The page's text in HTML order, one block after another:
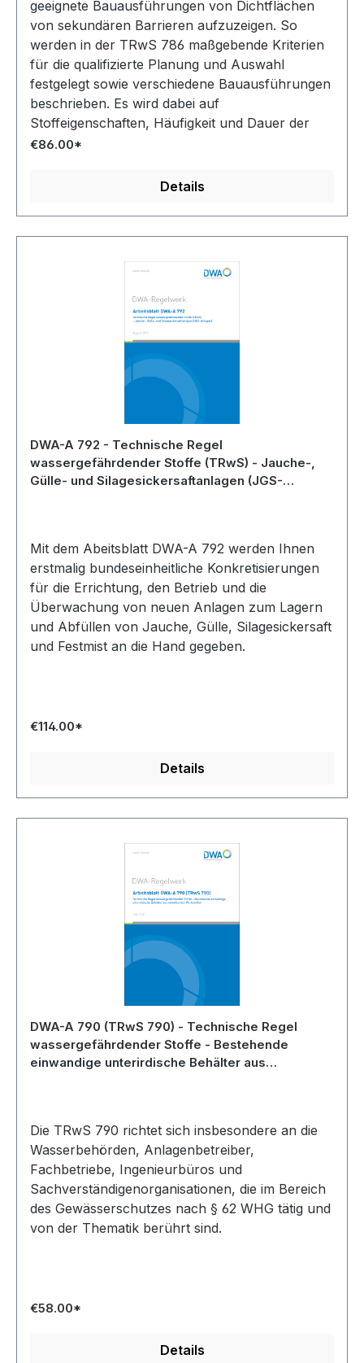
geeignete Bauausführungen von Dichtflächen
von sekundären Barrieren aufzuzeigen. So
werden in der TRwS 786 maßgebende Kriterien
für die qualifizierte Planung und Auswahl
festgelegt sowie verschiedene Bauausführungen
beschrieben. Es wird dabei auf
Stoffeigenschaften, Häufigkeit und Dauer der
Beanspruchung durch wassergefährdende
infrastrukturelle Maßnahmen organisatorischer
€86.00*
Details
DWA-A 792 - Technische Regel
wassergefährdender Stoffe (TRwS) - Jauche-,
Gülle- und Silagesickersaftanlagen (JGS-
Mit dem Abeitsblatt DWA-A 792 werden Ihnen
erstmalig bundeseinheitliche Konkretisierungen
für die Errichtung, den Betrieb und die
Überwachung von neuen Anlagen zum Lagern
und Abfüllen von Jauche, Gülle, Silagesickersaft
und Festmist an die Hand gegeben.
€114.00*
Details
DWA-A 790 (TRwS 790) - Technische Regel
wassergefährdender Stoffe - Bestehende
einwandige unterirdische Behälter aus
Die TRwS 790 richtet sich insbesondere an die
Wasserbehörden, Anlagenbetreiber,
Fachbetriebe, Ingenieurbüros und
Sachverständigenorganisationen, die im Bereich
des Gewässerschutzes nach § 62 WHG tätig und
von der Thematik berührt sind.
€58.00*
Details